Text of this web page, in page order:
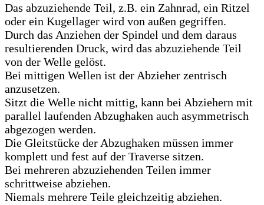
Das abzuziehende Teil, z.B. ein Zahnrad, ein Ritzel
oder ein Kugellager wird von außen gegriffen.
Durch das Anziehen der Spindel und dem daraus
resultierenden Druck, wird das abzuziehende Teil
von der Welle gelöst.
Bei mittigen Wellen ist der Abzieher zentrisch
anzusetzen.
Sitzt die Welle nicht mittig, kann bei Abziehern mit
parallel laufenden Abzughaken auch asymmetrisch
abgezogen werden.
Die Gleitstücke der Abzughaken müssen immer
komplett und fest auf der Traverse sitzen.
Bei mehreren abzuziehenden Teilen immer
schrittweise abziehen.
Niemals mehrere Teile gleichzeitig abziehen.